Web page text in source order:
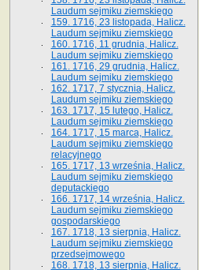
Laudum sejmiku ziemskiego
159. 1716, 23 listopada, Halicz.
Laudum sejmiku ziemskiego
160. 1716, 11 grudnia, Halicz.
Laudum sejmiku ziemskiego
161. 1716, 29 grudnia, Halicz.
Laudum sejmiku ziemskiego
162. 1717, 7 stycznia, Halicz.
Laudum sejmiku ziemskiego
163. 1717, 15 lutego, Halicz.
Laudum sejmiku ziemskiego
164. 1717, 15 marca, Halicz.
Laudum sejmiku ziemskiego
relacyjnego
165. 1717, 13 września, Halicz.
Laudum sejmiku ziemskiego
deputackiego
166. 1717, 14 września, Halicz.
Laudum sejmiku ziemskiego
gospodarskiego
167. 1718, 13 sierpnia, Halicz.
Laudum sejmiku ziemskiego
przedsejmowego
168. 1718, 13 sierpnia, Halicz.